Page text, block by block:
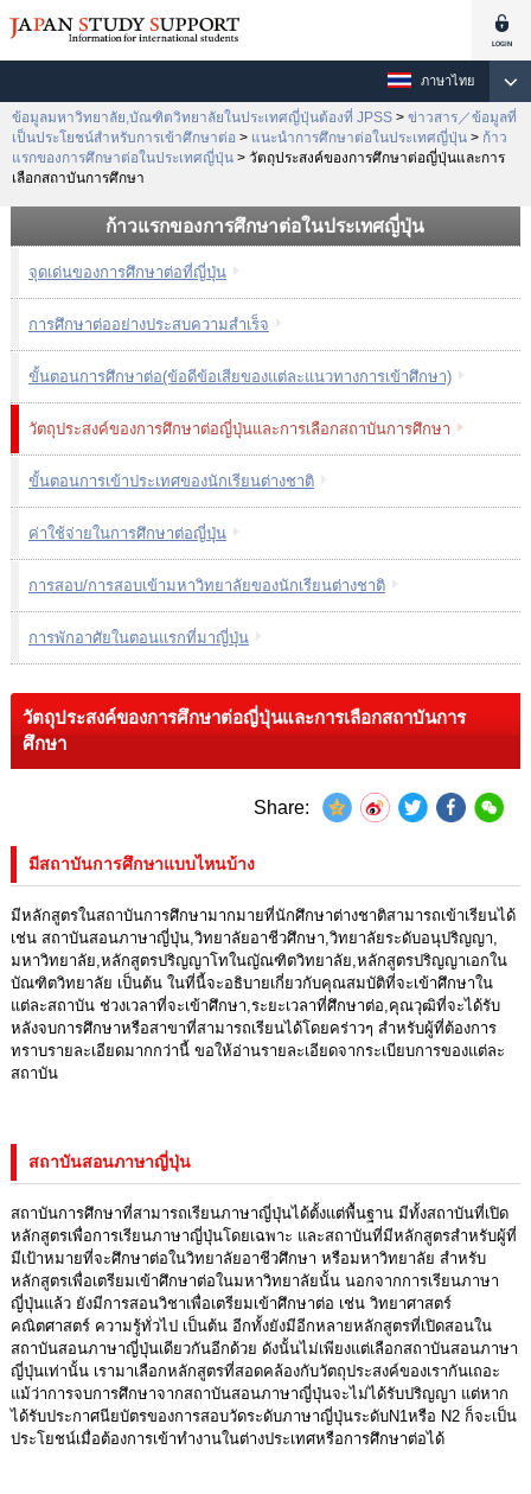
ภาษาไทย
ข้อมูลมหาวิทยาลัย,บัณฑิตวิทยาลัยในประเทศญี่ปุ่นต้องที่ JPSS > ข่าวสาร／ข้อมูลที่
เป็นประโยชน์สำหรับการเข้าศึกษาต่อ > แนะนำการศึกษาต่อในประเทศญี่ปุ่น > ก้าว
แรกของการศึกษาต่อในประเทศญี่ปุ่น > วัตถุประสงค์ของการศึกษาต่อญี่ปุ่นและการ
เลือกสถาบันการศึกษา
ก้าวแรกของการศึกษาต่อในประเทศญี่ปุ่น
จุดเด่นของการศึกษาต่อที่ญี่ปุ่น
การศึกษาต่ออย่างประสบความสำเร็จ
ขั้นตอนการศึกษาต่อ(ข้อดีข้อเสียของแต่ละแนวทางการเข้าศึกษา)
วัตถุประสงค์ของการศึกษาต่อญี่ปุ่นและการเลือกสถาบันการศึกษา
ขั้นตอนการเข้าประเทศของนักเรียนต่างชาติ
ค่าใช้จ่ายในการศึกษาต่อญี่ปุ่น
การสอบ/การสอบเข้ามหาวิทยาลัยของนักเรียนต่างชาติ
การพักอาศัยในตอนแรกที่มาญี่ปุ่น
วัตถุประสงค์ของการศึกษาต่อญี่ปุ่นและการเลือกสถาบันการ
ศึกษา
Share:
มีสถาบันการศึกษาแบบไหนบ้าง
มีหลักสูตรในสถาบันการศึกษามากมายที่นักศึกษาต่างชาติสามารถเข้าเรียนได้
เช่น สถาบันสอนภาษาญี่ปุ่น,วิทยาลัยอาชีวศึกษา,วิทยาลัยระดับอนุปริญญา,
มหาวิทยาลัย,หลักสูตรปริญญาโทในญัณฑิตวิทยาลัย,หลักสูตรปริญญาเอกใน
บัณฑิตวิทยาลัย เป็นต้น ในที่นี้จะอธิบายเกี่ยวกับคุณสมบัติที่จะเข้าศึกษาใน
แต่ละสถาบัน ช่วงเวลาที่จะเข้าศึกษา,ระยะเวลาที่ศึกษาต่อ,คุณวุฒิที่จะได้รับ
หลังจบการศึกษาหรือสาขาที่สามารถเรียนได้โดยคร่าวๆ สำหรับผู้ที่ต้องการ
ทราบรายละเอียดมากกว่านี้ ขอให้อ่านรายละเอียดจากระเบียบการของแต่ละ
สถาบัน
สถาบันสอนภาษาญี่ปุ่น
สถาบันการศึกษาที่สามารถเรียนภาษาญี่ปุ่นได้ตั้งแต่พื้นฐาน มีทั้งสถาบันที่เปิด
หลักสูตรเพื่อการเรียนภาษาญี่ปุ่นโดยเฉพาะ และสถาบันที่มีหลักสูตรสำหรับผู้ที่
มีเป้าหมายที่จะศึกษาต่อในวิทยาลัยอาชีวศึกษา หรือมหาวิทยาลัย สำหรับ
หลักสูตรเพื่อเตรียมเข้าศึกษาต่อในมหาวิทยาลัยนั้น นอกจากการเรียนภาษา
ญี่ปุ่นแล้ว ยังมีการสอนวิชาเพื่อเตรียมเข้าศึกษาต่อ เช่น วิทยาศาสตร์
คณิตศาสตร์ ความรู้ทั่วไป เป็นต้น อีกทั้งยังมีอีกหลายหลักสูตรที่เปิดสอนใน
สถาบันสอนภาษาญี่ปุ่นเดียวกันอีกด้วย ดังนั้นไม่เพียงแต่เลือกสถาบันสอนภาษา
ญี่ปุ่นเท่านั้น เรามาเลือกหลักสูตรที่สอดคล้องกับวัตถุประสงค์ของเรากันเถอะ
แม้ว่าการจบการศึกษาจากสถาบันสอนภาษาญี่ปุ่นจะไม่ได้รับปริญญา แต่หาก
ได้รับประกาศนียบัตรของการสอบวัดระดับภาษาญี่ปุ่นระดับN1หรือ N2 ก็จะเป็น
ประโยชน์เมื่อต้องการเข้าทำงานในต่างประเทศหรือการศึกษาต่อได้